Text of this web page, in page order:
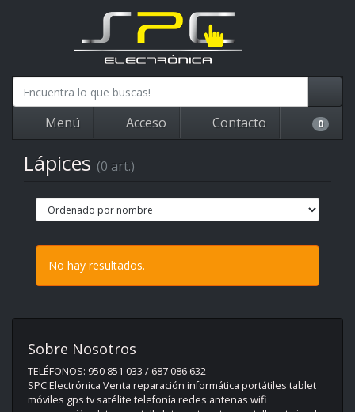
Menú Acceso Contacto 0
Lápices (0 art.)
No hay resultados.
Sobre Nosotros
TELÉFONOS: 950 851 033 / 687 086 632
SPC Electrónica Venta reparación informática portátiles tablet
móviles gps tv satélite telefonía redes antenas wifi